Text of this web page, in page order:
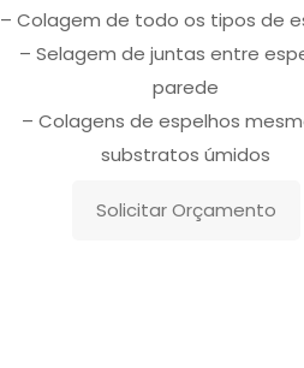
– Colagem de todo os tipos de
– Selagem de juntas entre
parede
– Colagens de espelhos
substratos úmidos
Solicitar Orçamento